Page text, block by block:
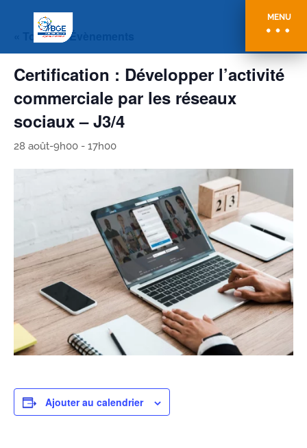
MENU
« Tous les Évènements
Certification : Développer l’activité
commerciale par les réseaux
sociaux – J3/4
28 août-9h00 - 17h00
Ajouter au calendrier